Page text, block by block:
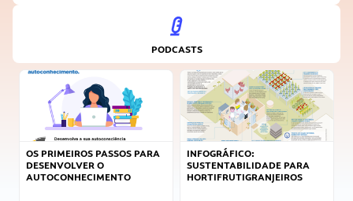
PODCASTS
OS PRIMEIROS PASSOS PARA
DESENVOLVER O
AUTOCONHECIMENTO
INFOGRÁFICO:
SUSTENTABILIDADE PARA
HORTIFRUTIGRANJEIROS